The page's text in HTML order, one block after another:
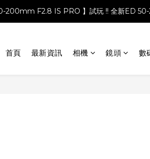
200mm F2.8 IS PRO 】試玩 !! 全新ED
首頁 最新資訊 相機 鏡頭 數